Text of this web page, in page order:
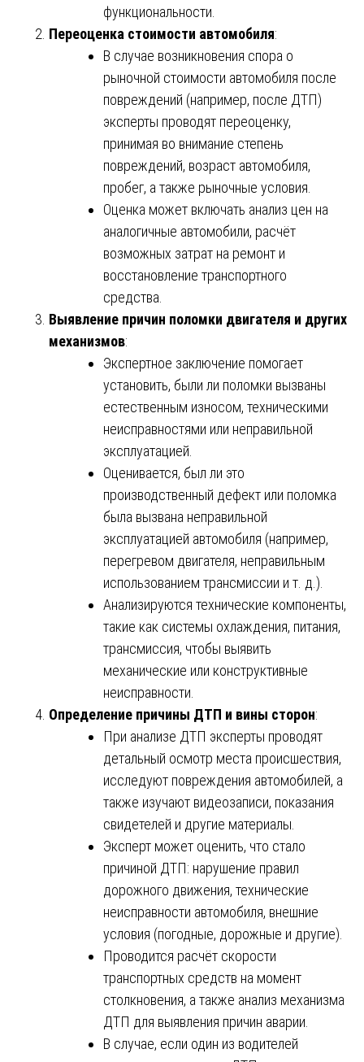
функциональности.
Переоценка стоимости автомобиля:
В случае возникновения спора о
рыночной стоимости автомобиля после
повреждений (например, после ДТП)
эксперты проводят переоценку,
принимая во внимание степень
повреждений, возраст автомобиля,
пробег, а также рыночные условия.
Оценка может включать анализ цен на
аналогичные автомобили, расчёт
возможных затрат на ремонт и
восстановление транспортного
средства.
Выявление причин поломки двигателя и других
механизмов:
Экспертное заключение помогает
установить, были ли поломки вызваны
естественным износом, техническими
неисправностями или неправильной
эксплуатацией.
Оценивается, был ли это
производственный дефект или поломка
была вызвана неправильной
эксплуатацией автомобиля (например,
перегревом двигателя, неправильным
использованием трансмиссии и т. д.).
Анализируются технические компоненты,
такие как системы охлаждения, питания,
трансмиссия, чтобы выявить
механические или конструктивные
неисправности.
Определение причины ДТП и вины сторон:
При анализе ДТП эксперты проводят
детальный осмотр места происшествия,
исследуют повреждения автомобилей, а
также изучают видеозаписи, показания
свидетелей и другие материалы.
Эксперт может оценить, что стало
причиной ДТП: нарушение правил
дорожного движения, технические
неисправности автомобиля, внешние
условия (погодные, дорожные и другие).
Проводится расчёт скорости
транспортных средств на момент
столкновения, а также анализ механизма
ДТП для выявления причин аварии.
В случае, если один из водителей